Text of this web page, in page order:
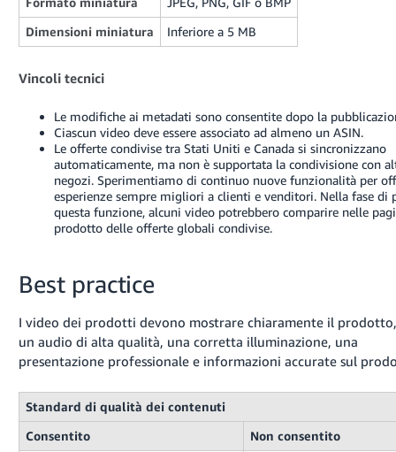
Dimensioni miniatura
Inferiore a 5 MB
Vincoli tecnici
Le modifiche ai metadati sono consentite dopo la
Ciascun video deve essere associato ad almeno un ASIN.
Le offerte condivise tra Stati Uniti e Canada si sincronizzano
automaticamente, ma non è supportata la condivisione con
negozi. Sperimentiamo di continuo nuove funzionalità per
esperienze sempre migliori a clienti e venditori. Nella fase di
questa funzione, alcuni video potrebbero comparire nelle
prodotto delle offerte globali condivise.
Best practice
I video dei prodotti devono mostrare chiaramente il
un audio di alta qualità, una corretta illuminazione, una
presentazione professionale e informazioni accurate sul
Standard di qualità dei contenuti
Consentito
Non consentito